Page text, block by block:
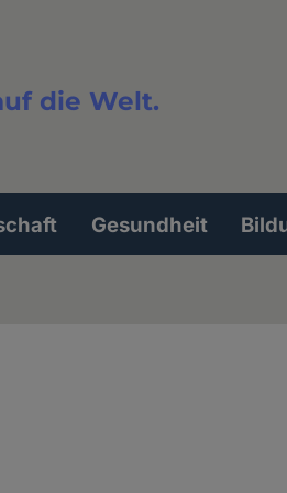
die Welt.
Gesundheit